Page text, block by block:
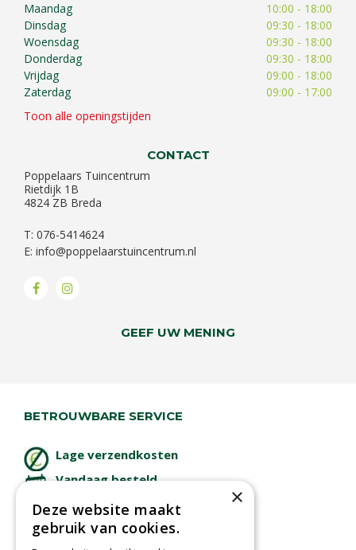
Maandag
10:00 - 18:00
Dinsdag
09:30 - 18:00
Woensdag
09:30 - 18:00
Donderdag
09:30 - 18:00
Vrijdag
09:00 - 18:00
Zaterdag
09:00 - 17:00
Toon alle openingstijden
CONTACT
Poppelaars Tuincentrum
Rietdijk 1B
4824 ZB Breda
T: 076-5414624
E: info@poppelaarstuincentrum.nl
GEEF UW MENING
BETROUWBARE SERVICE
Lage verzendkosten
Vandaag besteld
Afhalen in tuincentrum
Betaal veilig
×
Deze website maakt
gebruik van cookies.